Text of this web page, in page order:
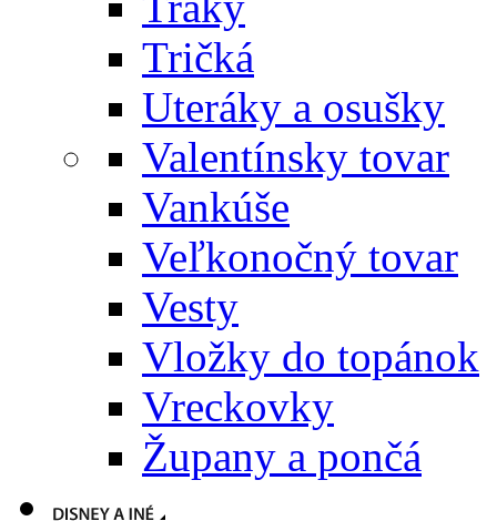
Tričká
Uteráky a osušky
Valentínsky tovar
Vankúše
Veľkonočný tovar
Vesty
Vložky do topánok
Vreckovky
Župany a pončá